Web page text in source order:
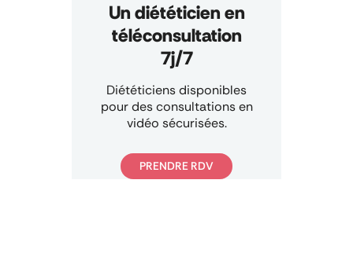
Un diététicien en
téléconsultation
7j/7
Diététiciens disponibles
pour des consultations en
vidéo sécurisées.
PRENDRE RDV